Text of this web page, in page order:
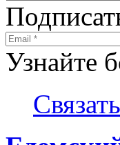
Узнайте